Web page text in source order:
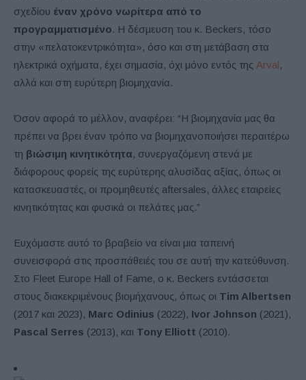
σχεδίου έναν χρόνο νωρίτερα από το
προγραμματισμένο. Η δέσμευση του κ. Beckers, τόσο
στην «πελατοκεντρικότητα», όσο και στη μετάβαση στα
ηλεκτρικά οχήματα, έχει σημασία, όχι μόνο εντός της Arval,
αλλά και στη ευρύτερη βιομηχανία.
Όσον αφορά το μέλλον, αναφέρει: “Η βιομηχανία μας θα
πρέπει να βρει έναν τρόπο να βιομηχανοποιήσει περαιτέρω
τη βιώσιμη κινητικότητα, συνεργαζόμενη στενά με
διάφορους φορείς της ευρύτερης αλυσίδας αξίας, όπως οι
κατασκευαστές, οι προμηθευτές aftersales, άλλες εταιρείες
κινητικότητας και φυσικά οι πελάτες μας.”
Ευχόμαστε αυτό το βραβείο να είναι μια ταπεινή
συνεισφορά στις προσπάθειές του σε αυτή την κατεύθυνση.
Στο Fleet Europe Hall of Fame, ο κ. Beckers εντάσσεται
στους διακεκριμένους βιομήχανους, όπως οι Tim Albertsen
(2017 και 2023), Marc Odinius (2022), Ivor Johnson (2021),
Pascal Serres (2013), και Tony Elliott (2010).